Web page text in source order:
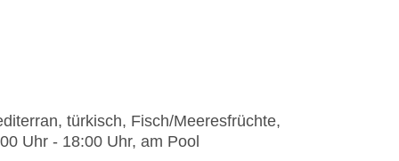
türkisch, Fisch/Meeresfrüchte,
Uhr - 18:00 Uhr, am Pool